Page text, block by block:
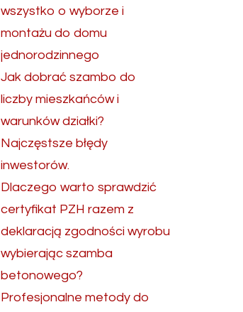
wszystko o wyborze i
montażu do domu
jednorodzinnego
Jak dobrać szambo do
liczby mieszkańców i
warunków działki?
Najczęstsze błędy
inwestorów.
Dlaczego warto sprawdzić
certyfikat PZH razem z
deklaracją zgodności wyrobu
wybierając szamba
betonowego?
Profesjonalne metody do